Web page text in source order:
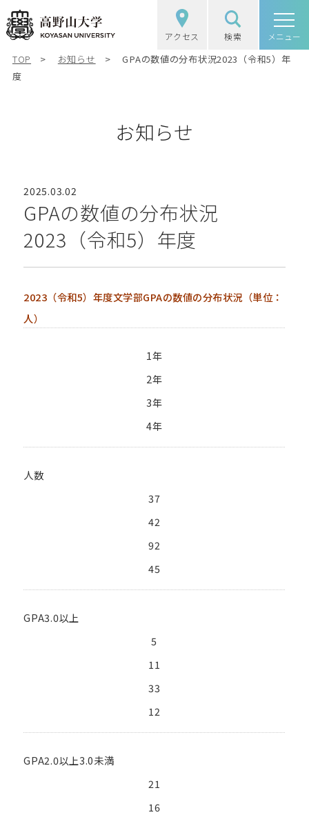
アクセス
検索
メニュー
高野山大学の概要
図書館・研究
学生生活
社会・地域連携
受験生の方 在学生の方
資料請求 WEBパンフレット
ご支援をお考えの方へ
TOP お知らせ
GPAの数値の分布状況2023（令和5）年
度
お知らせ
2025.03.02
GPAの数値の分布状況
2023（令和5）年度
2023（令和5）年度文学部GPAの数値の分布状況（単位：
人）
1年
2年
3年
4年
人数
37
42
92
45
GPA3.0以上
5
11
33
12
GPA2.0以上3.0未満
21
16